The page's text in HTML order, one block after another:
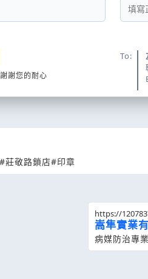
謝您的耐心
To:
#莊敬路鎖店#印章
https://
嵩隼實業
病媒防治專